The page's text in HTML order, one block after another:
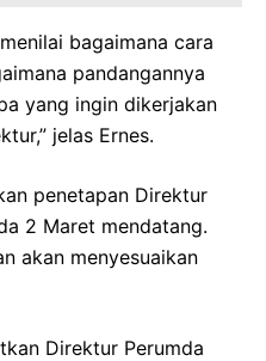
bagaimana cara
pandangannya
yang ingin dikerjakan
jelas Ernes.
penetapan Direktur
2 Maret mendatang.
akan menyesuaikan
Direktur Perumda